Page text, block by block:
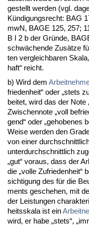
ge­stellt wer­den (vgl.
Kündi­gungs­recht: BAG
mwN, BA­GE 125, 257;
B I 2 b der Gründe,
schwächen­de Zusätze
ten ver­gleich­ba­ren
haft“ reicht.
b) Wird dem
frie­den­heit“ oder „stets
bei­tet, wird das der No­te
Zwi­schen­no­te „voll
gend“ oder „ge­ho­be­nes
Wei­se wer­den den
von ei­ner
un­ter­durch­schnitt­lich
„gut“ vor­aus, dass der
die „vol­le
sich­ti­gung des für die
ments ge­sche­hen, mit
der Leis­tun­gen
heits­ska­la ist ein
wird, er ha­be „stets“,